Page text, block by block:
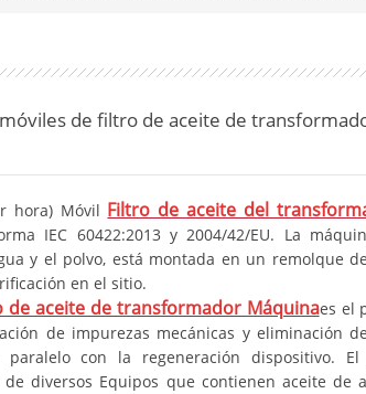
de filtro de aceite de
hora) Móvil Filtro de aceite del
IEC 60422:2013 y 2004/42/EU. La
y el polvo, está montada en un remolque
en el sitio.
de aceite de transformador Máquinaes el
de impurezas mecánicas y eliminación
con la regeneración dispositivo.
diversos Equipos que contienen aceite